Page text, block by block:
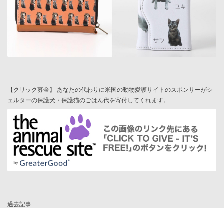
【クリック募金】 あなたの代わりに米国の動物愛護サイトのスポンサーがシ
ェルターの保護犬・保護猫のごはん代を寄付してくれます。
過去記事